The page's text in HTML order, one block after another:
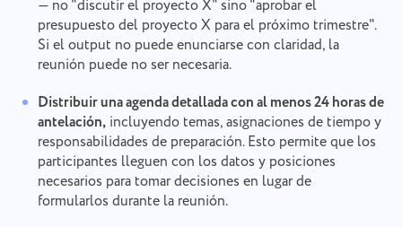
— no "discutir el proyecto X" sino "aprobar el
presupuesto del proyecto X para el próximo trimestre".
Si el output no puede enunciarse con claridad, la
reunión puede no ser necesaria.
Distribuir una agenda detallada con al menos 24 horas de
antelación,incluyendo temas, asignaciones de tiempo y
responsabilidades de preparación. Esto permite que los
participantes lleguen con los datos y posiciones
necesarios para tomar decisiones en lugar de
formularlos durante la reunión.